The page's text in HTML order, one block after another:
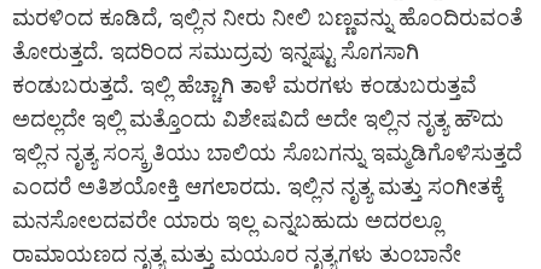
ಮರಳಿಂದ ಕೂಡಿದೆ, ಇಲ್ಲಿನ ನೀರು ನೀಲಿ ಬಣ್ಣವನ್ನು ಹೊಂದಿರುವಂತೆ
ತೋರುತ್ತದೆ. ಇದರಿಂದ ಸಮುದ್ರವು ಇನ್ನಷ್ಟು ಸೊಗಸಾಗಿ
ಕಂಡುಬರುತ್ತದೆ. ಇಲ್ಲಿ ಹೆಚ್ಚಾಗಿ ತಾಳೆ ಮರಗಳು ಕಂಡುಬರುತ್ತವೆ
ಅದಲ್ಲದೇ ಇಲ್ಲಿ ಮತ್ತೊಂದು ವಿಶೇಷವಿದೆ ಅದೇ ಇಲ್ಲಿನ ನೃತ್ಯ ಹೌದು
ಇಲ್ಲಿನ ನೃತ್ಯ ಸಂಸ್ಕ್ರತಿಯು ಬಾಲಿಯ ಸೊಬಗನ್ನು ಇಮ್ಮಡಿಗೊಳಿಸುತ್ತದೆ
ಎಂದರೆ ಅತಿಶಯೋಕ್ತಿ ಆಗಲಾರದು. ಇಲ್ಲಿನ ನೃತ್ಯ ಮತ್ತು ಸಂಗೀತಕ್ಕೆ
ಮನಸೋಲದವರೇ ಯಾರು ಇಲ್ಲ ಎನ್ನಬಹುದು ಅದರಲ್ಲೂ
ರಾಮಾಯಣದ ನೃತ್ಯ ಮತ್ತು ಮಯೂರ ನೃತ್ಯಗಳು ತುಂಬಾನೇ